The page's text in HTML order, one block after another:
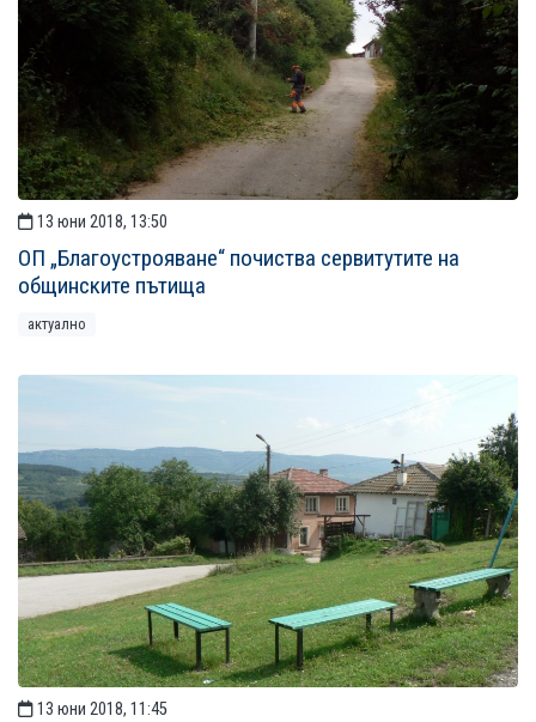
13 юни 2018, 13:50
ОП „Благоустрояване“ почиства сервитутите на
общинските пътища
актуално
13 юни 2018, 11:45